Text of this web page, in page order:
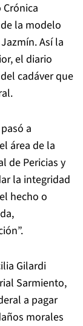
la modelo
Así la
el diario
cadáver que
a
área de la
de Pericias y
la integridad
hecho o
Gilardi
Sarmiento,
a pagar
morales